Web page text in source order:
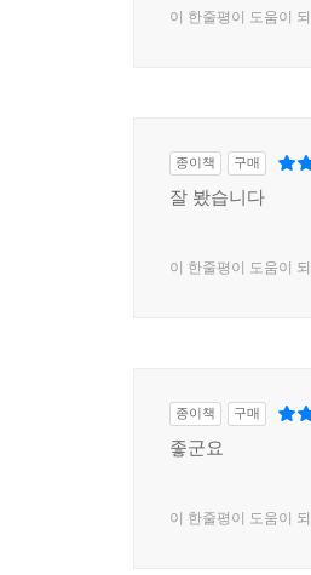
이 한줄평이 도움이
종이책 구매
잘 봤습니다
이 한줄평이 도움이
종이책 구매
좋군요
이 한줄평이 도움이